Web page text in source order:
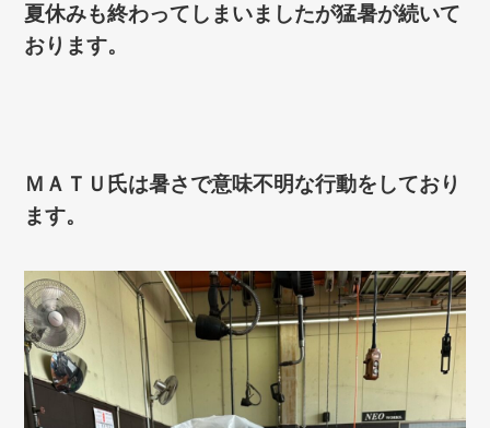
夏休みも終わってしまいましたが猛暑が続いて
おります。
ＭＡＴＵ氏は暑さで意味不明な行動をしており
ます。